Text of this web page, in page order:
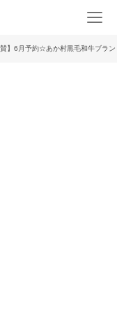
賛】6月予約☆あか村黒毛和牛ブラ